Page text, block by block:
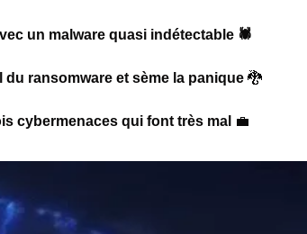
un malware quasi indétectable 🕷️
ransomware et sème la panique 🐉
cybermenaces qui font très mal 💼